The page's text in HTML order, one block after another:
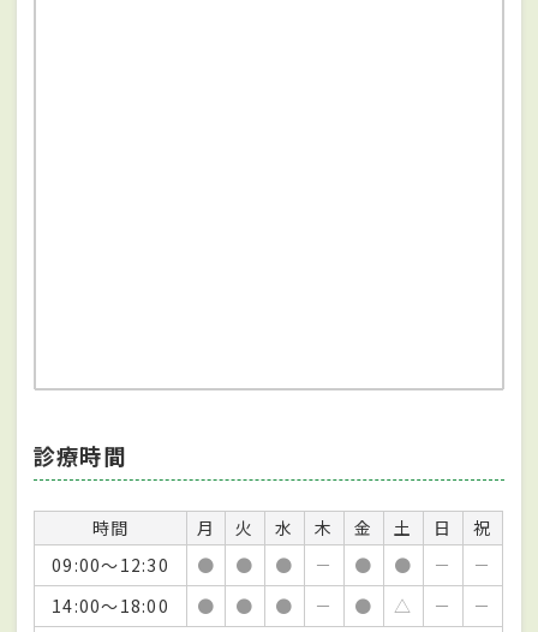
診療時間
時間 月 火 水 木 金 土 日
祝
09:00～12:30
● ● ● － ● ● －
－
14:00～18:00
● ● ● － ● △ －
－